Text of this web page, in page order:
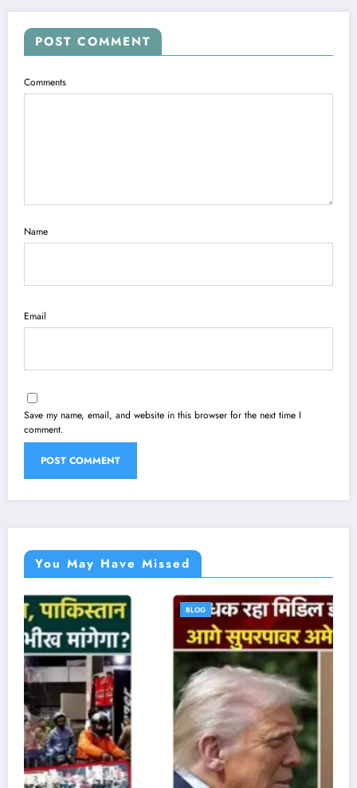
POST COMMENT
Comments
Name
Email
Save my name, email, and website in this browser for the next time I
comment.
You May Have Missed
BLOG